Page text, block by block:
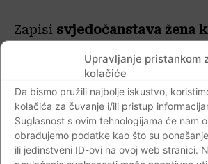
Upravljanje pristankom
kolačiće
Da bismo pružili najbolje iskustvo,
kolačića za čuvanje i/ili pristup
Suglasnost s ovim tehnologijama će nam
obrađujemo podatke kao što su
ili jedinstveni ID-ovi na ovoj web stranici.
Zapisi svjedočanstava žena
pronaći u knjizi„Medicinske
tehničari u Domovinskom
svjedočanstva“.Mirna Ignac
uključila kao 22-godišnja
u Općoj bolnici Karlovac koja